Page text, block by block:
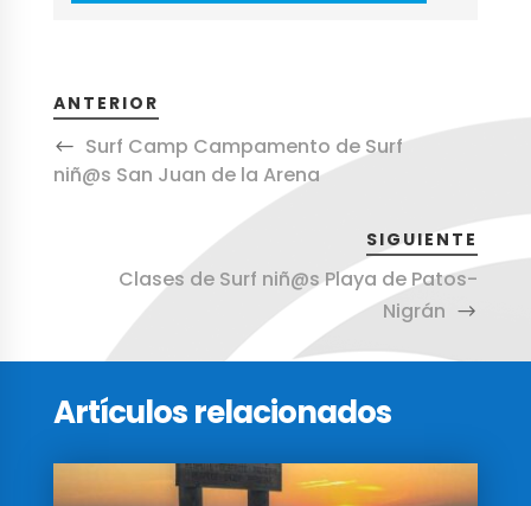
ANTERIOR
Surf Camp Campamento de Surf
niñ@s San Juan de la Arena
SIGUIENTE
Clases de Surf niñ@s Playa de Patos-
Nigrán
Artículos relacionados